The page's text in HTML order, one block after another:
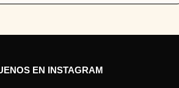
EN INSTAGRAM